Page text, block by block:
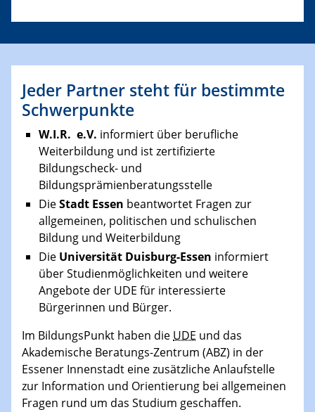
Jeder Partner steht für bestimmte
Schwerpunkte
W.I.R. e.V. informiert über berufliche
Weiterbildung und ist zertifizierte
Bildungscheck- und
Bildungsprämienberatungsstelle
DieStadt Essen beantwortet Fragen zur
allgemeinen, politischen und schulischen
Bildung und Weiterbildung
Die Universität Duisburg-Essen informiert
über Studienmöglichkeiten und weitere
Angebote der UDE für interessierte
Bürgerinnen und Bürger.
Im BildungsPunkt haben die UDE und das
Akademische Beratungs-Zentrum (ABZ) in der
Essener Innenstadt eine zusätzliche Anlaufstelle
zur Information und Orientierung bei allgemeinen
Fragen rund um das Studium geschaffen.